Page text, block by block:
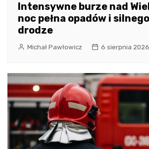
Intensywne burze nad
noc pełna opadów i
drodze
Michał Pawłowicz 6 sierpnia 2026